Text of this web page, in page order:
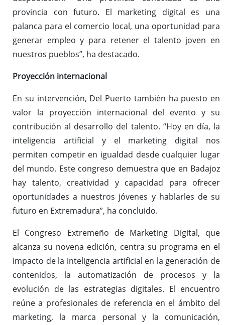
provincia con futuro. El marketing digital es una
palanca para el comercio local, una oportunidad para
generar empleo y para retener el talento joven en
nuestros pueblos”, ha destacado.
Proyección internacional
En su intervención, Del Puerto también ha puesto en
valor la proyección internacional del evento y su
contribución al desarrollo del talento. “Hoy en día, la
inteligencia artificial y el marketing digital nos
permiten competir en igualdad desde cualquier lugar
del mundo. Este congreso demuestra que en Badajoz
hay talento, creatividad y capacidad para ofrecer
oportunidades a nuestros jóvenes y hablarles de su
futuro en Extremadura”, ha concluido.
El Congreso Extremeño de Marketing Digital, que
alcanza su novena edición, centra su programa en el
impacto de la inteligencia artificial en la generación de
contenidos, la automatización de procesos y la
evolución de las estrategias digitales. El encuentro
reúne a profesionales de referencia en el ámbito del
marketing, la marca personal y la comunicación,